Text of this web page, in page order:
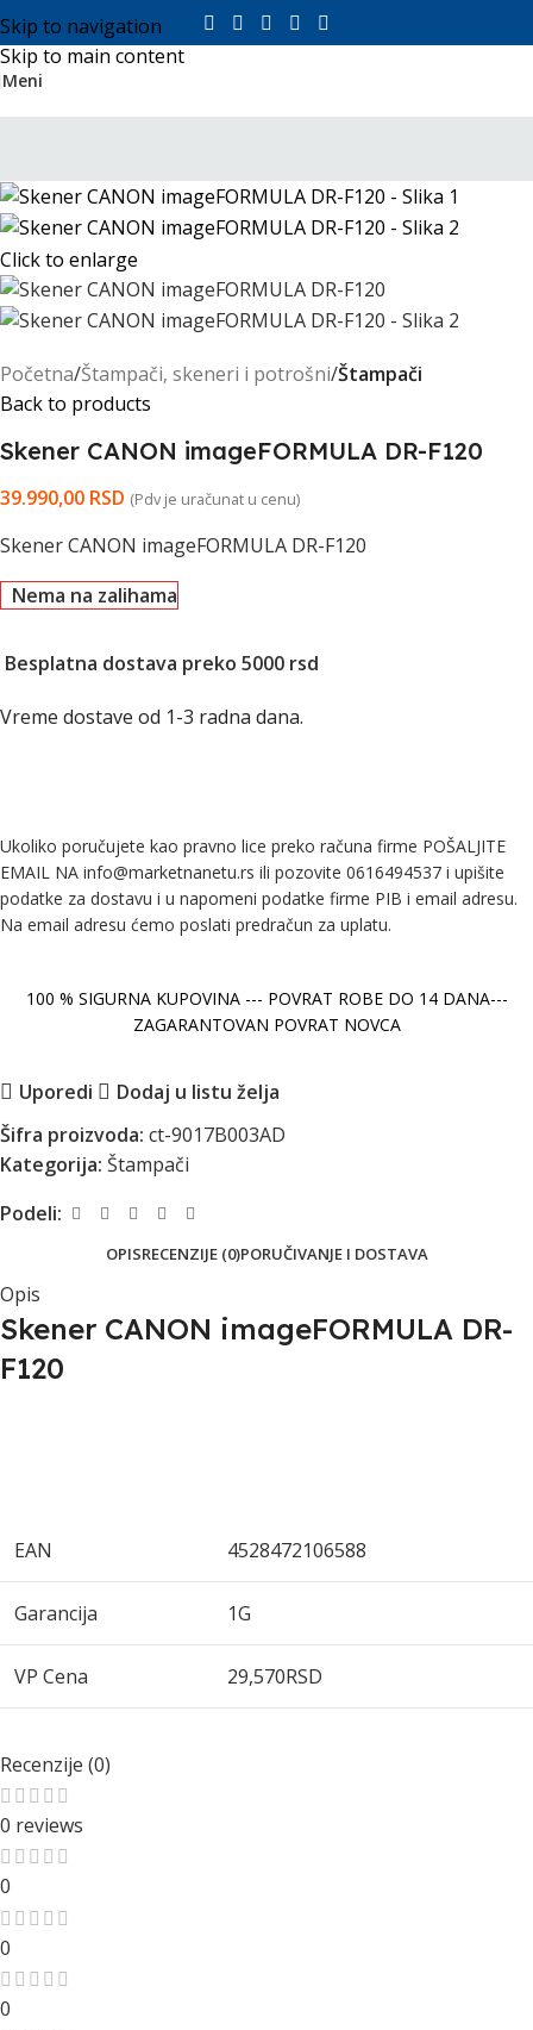
Skip to navigation
Skip to main content
Meni
Click to enlarge
Početna Štampači, skeneri i potrošni Štampači
Back to products
Skener CANON imageFORMULA DR-F120
39.990,00 RSD (Pdv je uračunat u cenu)
Skener CANON imageFORMULA DR-F120
Nema na zalihama
Besplatna dostava preko 5000 rsd
Vreme dostave od 1-3 radna dana.
Ukoliko poručujete kao pravno lice preko računa firme POŠALJITE
EMAIL NA info@marketnanetu.rs ili pozovite 0616494537 i upišite
podatke za dostavu i u napomeni podatke firme PIB i email adresu.
Na email adresu ćemo poslati predračun za uplatu.
100 % SIGURNA KUPOVINA --- POVRAT ROBE DO 14 DANA---
ZAGARANTOVAN POVRAT NOVCA
Uporedi
Dodaj u listu želja
Šifra proizvoda: ct-9017B003AD
Kategorija: Štampači
Podeli:
OPISRECENZIJE (0)PORUČIVANJE I DOSTAVA
Opis
Skener CANON imageFORMULA DR-
F120
EAN 4528472106588
Garancija 1G
VP Cena 29,570RSD
Recenzije (0)
0 reviews
0
0
0